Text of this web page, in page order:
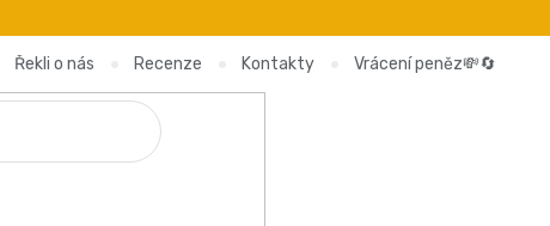
Řekli o nás Recenze Kontakty Vrácení peněz💸🔄